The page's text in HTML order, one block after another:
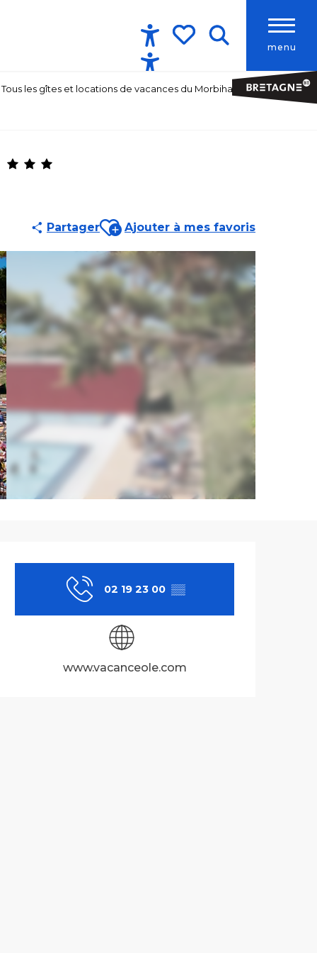
menu
Accessibilité
Tous les gîtes et locations de vacances du Morbihan
PartagerAjouter aux favoris
Ajouter à mes favoris
et
02 19 23 00 ▒▒
www.vacanceole.com